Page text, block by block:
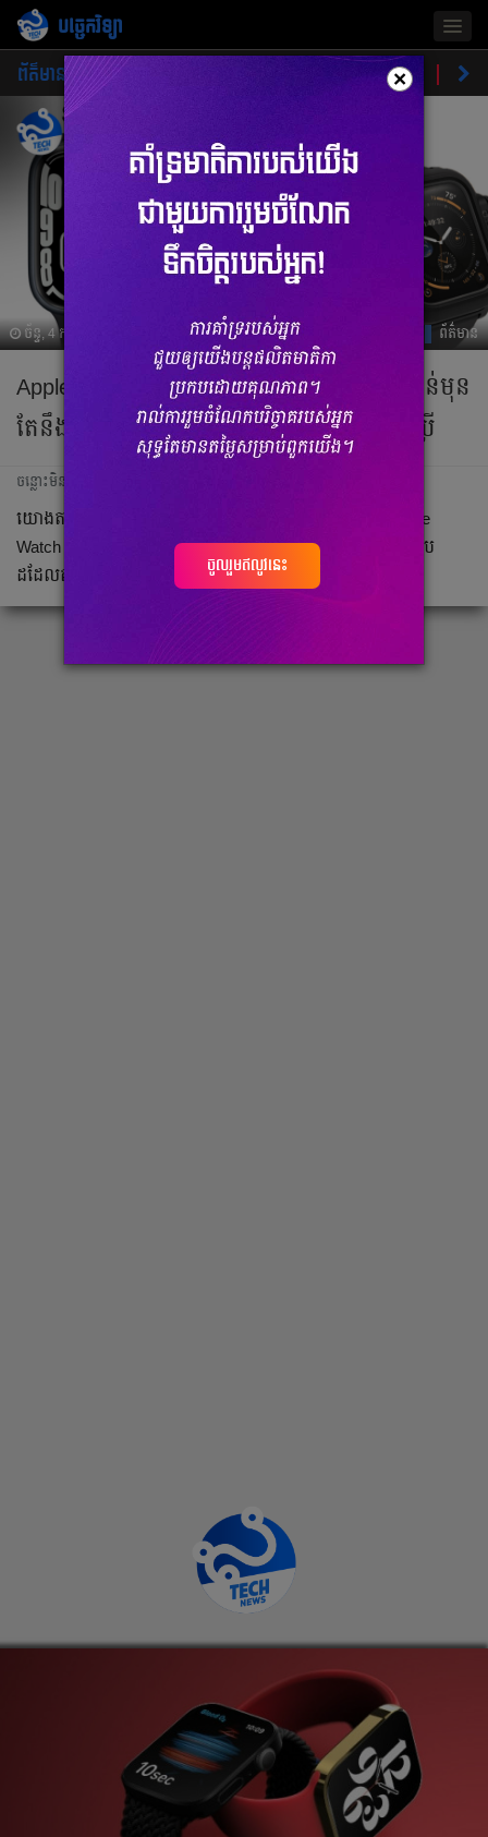
បច្ចេកវិទ្យា
ព័ត៌មាន ផលិតផលថ្មី ហាងឆេងផលិតផល ចំណ
ច័ន្ទ, 4 កក្កដា 2022 02:51 ព័ត៌មាន
Apple Watch Series 8 ប្រើឈីបដដែល៣ជំនាន់មុន
តែនឹងមានមុខងារពិសេសមួយមកលួងចិត្តអ្នកប្រើ
ចន្លោះមិនឃើញ
យោងតាមសារព័ត៌មានអន្តរជាតិ Bloomberg បានបង្ហាញថា Apple
Watch Series 8 នឹងមិនផ្លាស់ប្តូរឈីបទេ ពោលគឺនៅបន្តប្រលឈីប
ដដែលតាំងពីជំនាន់ Series 6 មកម្លេះ។
×
ចូលរួមឥលូវនេះ